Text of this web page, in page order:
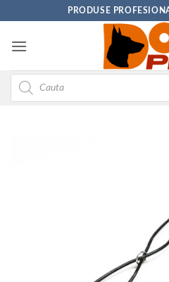
content
PRODUSE
Products
search